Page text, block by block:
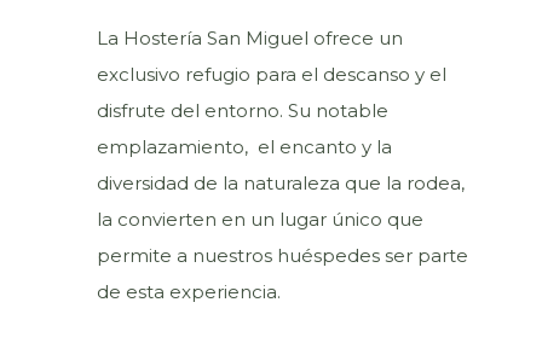
La Hostería San Miguel ofrece un
exclusivo refugio para el descanso y el
disfrute del entorno. Su notable
emplazamiento, el encanto y la
diversidad de la naturaleza que la rodea,
la convierten en un lugar único que
permite a nuestros huéspedes ser parte
de esta experiencia.